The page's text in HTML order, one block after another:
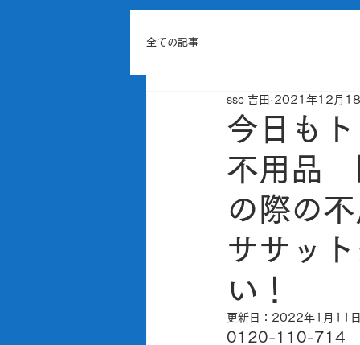
全ての記事
今日も
不用品
の際の
ササッ
い！
ssc 吉田 2021年12月
更新日： 2022年1月11
0120-110-714